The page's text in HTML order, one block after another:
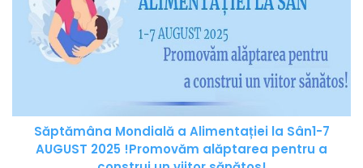
Săptămâna Mondială a Alimentației la Sân1-7
AUGUST 2025 !Promovăm alăptarea pentru a